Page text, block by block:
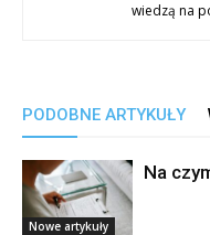
wiedzą na
PODOBNE ARTYKUŁY
Nowe artykuły
Na